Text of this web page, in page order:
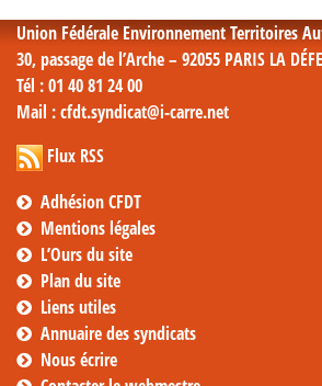
Union Fédérale Environnement Territoires
30, passage de l’Arche – 92055 PARIS LA
Tél : 01 40 81 24 00
Mail : cfdt.syndicat@i-carre.net
Flux RSS
Adhésion CFDT
Mentions légales
L’Ours du site
Plan du site
Liens utiles
Annuaire des syndicats
Nous écrire